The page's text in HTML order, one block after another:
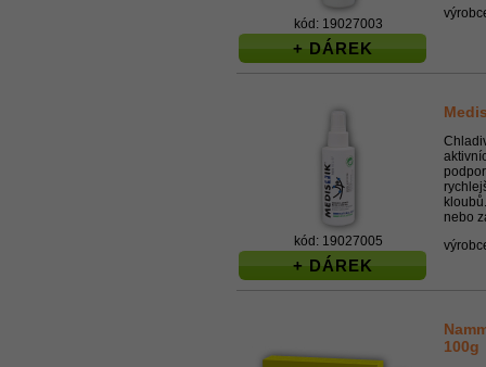
kód: 19027003
+ DÁREK
kód: 19027005
+ DÁREK
nebo
100g